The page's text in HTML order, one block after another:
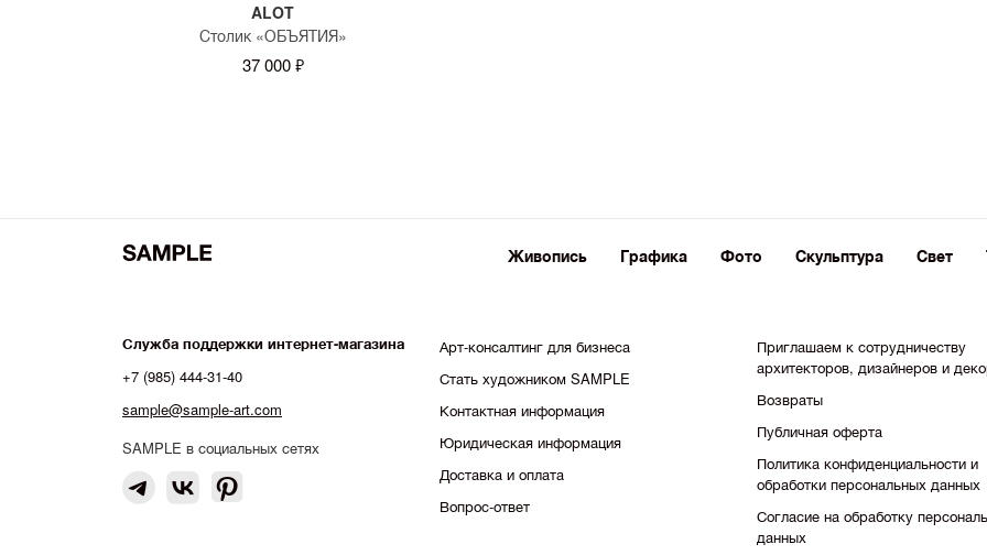
ALOT
Столик «ОБЪЯТИЯ»
37 000 ₽
Живопись Графика Фото Скульптура Свет
Служба поддержки интернет-магазина
+7 (985) 444-31-40
sample@sample-art.com
SAMPLE в социальных сетях
Арт-консалтинг для бизнеса
Стать художником SAMPLE
Контактная информация
Юридическая информация
Доставка и оплата
Вопрос-ответ
Приглашаем к сотрудничеству
архитекторов, дизайнеров и
Возвраты
Публичная оферта
Политика конфиденциальности и
обработки персональных данных
Согласие на обработку
данных